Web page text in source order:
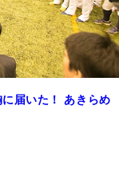
届いた！ あきらめ